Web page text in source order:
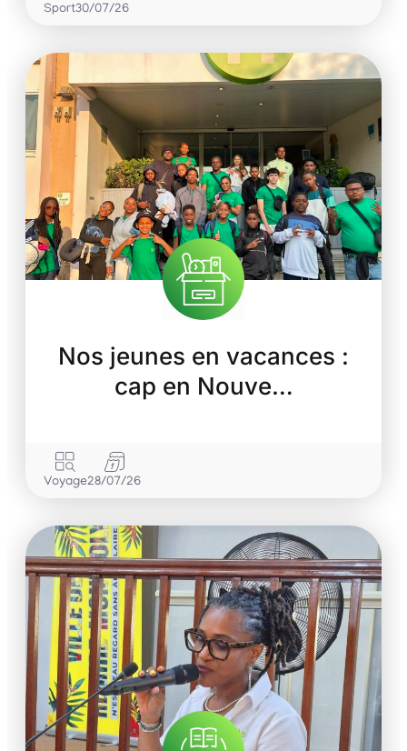
Sport30/07/26
Nos jeunes en vacances :
cap en Nouve…
Voyage28/07/26